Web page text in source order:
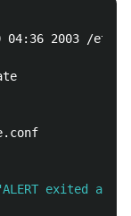
2003 /etc/
exited